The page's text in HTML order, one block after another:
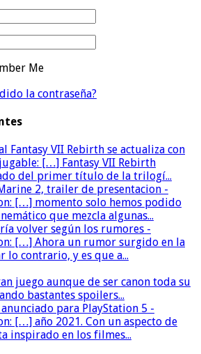
Me
la contraseña?
Fantasy VII Rebirth se actualiza con
[…] Fantasy VII Rebirth
del primer título de la trilogí...
2, trailer de presentacion -
[…] momento solo hemos podido
que mezcla algunas...
volver según los rumores -
[…] Ahora un rumor surgido en la
lo contrario, y es que a...
juego aunque de ser canon toda su
bastantes spoilers...
para PlayStation 5 -
[…] año 2021. Con un aspecto de
inspirado en los filmes...